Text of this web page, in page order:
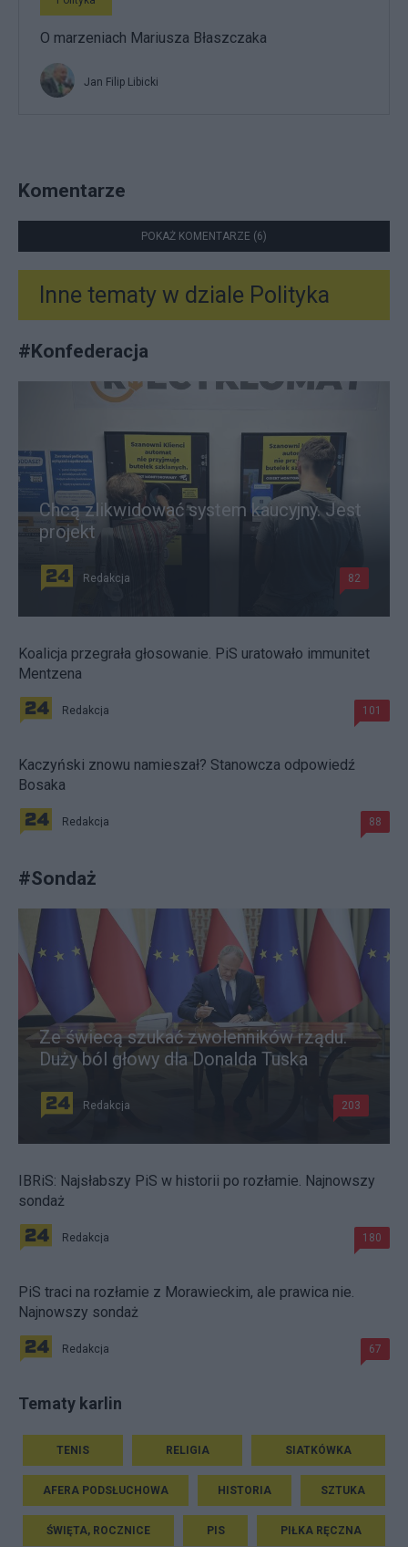
O marzeniach Mariusza Błaszczaka
Jan Filip Libicki
Komentarze
POKAŻ KOMENTARZE (6)
Inne tematy w dziale Polityka
#Konfederacja
Chcą zlikwidować system kaucyjny. Jest
projekt
Redakcja 82
Koalicja przegrała głosowanie. PiS uratowało immunitet
Mentzena
Redakcja 101
Kaczyński znowu namieszał? Stanowcza odpowiedź
Bosaka
Redakcja 88
#Sondaż
Ze świecą szukać zwolenników rządu.
Duży ból głowy dla Donalda Tuska
Redakcja 203
IBRiS: Najsłabszy PiS w historii po rozłamie. Najnowszy
sondaż
Redakcja 180
PiS traci na rozłamie z Morawieckim, ale prawica nie.
Najnowszy sondaż
Redakcja 67
Tematy karlin
TENIS RELIGIA SIATKÓWKA
AFERA PODSŁUCHOWA HISTORIA SZTUKA
ŚWIĘTA, ROCZNICE PIS PIŁKA RĘCZNA